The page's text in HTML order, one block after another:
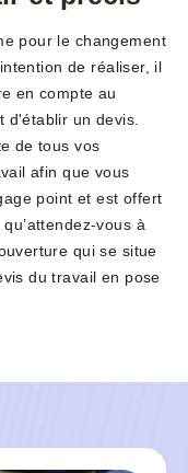
pour le changement
de réaliser, il
en compte au
d'établir un devis.
de tous vos
afin que vous
point et est offert
vous à
qui se situe
du travail en pose